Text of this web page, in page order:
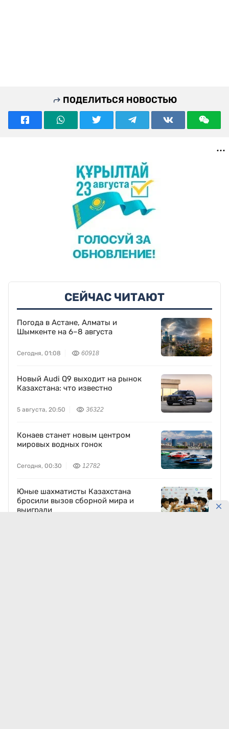
ПОДЕЛИТЬСЯ НОВОСТЬЮ
СЕЙЧАС ЧИТАЮТ
Погода в Астане, Алматы и
Шымкенте на 6–8 августа
Сегодня, 01:08 60918
Новый Audi Q9 выходит на рынок
Казахстана: что известно
5 августа, 20:50 36322
Конаев станет новым центром
мировых водных гонок
Сегодня, 00:30 12782
Юные шахматисты Казахстана
бросили вызов сборной мира и
выиграли